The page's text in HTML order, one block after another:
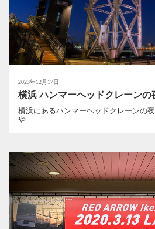
2023年12月17日
横浜 ハンマーヘッドクレーンの
横浜にあるハンマーヘッドクレーンの
や...